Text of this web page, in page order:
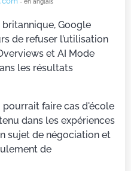
britannique, Google
de refuser l’utilisation
et AI Mode
les résultats
faire cas d'école
dans les expériences
sujet de négociation et
de